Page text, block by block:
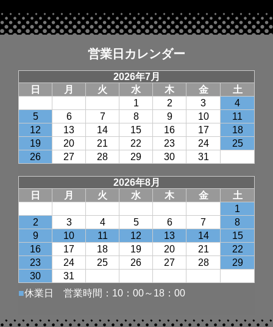
営業日カレンダー